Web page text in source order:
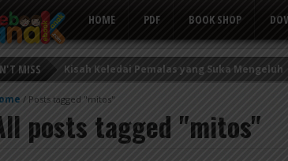
HOME PDF BOOK SHOP
MISS
Kisah Keledai Pemalas yang Suka Mengeluh
Putri Ayu dan Prajurit Tusuk Gigi
/ Posts tagged "mitos"
posts tagged "mitos"